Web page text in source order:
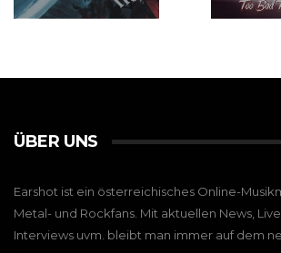
ÜBER UNS
Earshot ist ein österreichisches Online-
Metal- und Rockfans. Mit aktuellen News,
Interviews uvm. bleibt man immer auf dem